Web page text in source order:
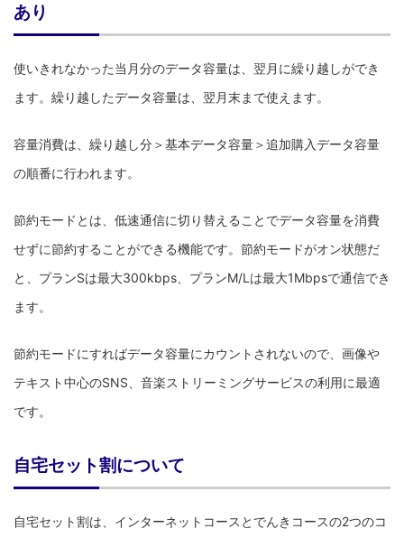
あり
使いきれなかった当月分のデータ容量は、翌月に繰り越しができ
ます。繰り越したデータ容量は、翌月末まで使えます。
容量消費は、繰り越し分＞基本データ容量＞追加購入データ容量
の順番に行われます。
節約モードとは、低速通信に切り替えることでデータ容量を消費
せずに節約することができる機能です。節約モードがオン状態だ
と、プランSは最大300kbps、プランM/Lは最大1Mbpsで通信でき
ます。
節約モードにすればデータ容量にカウントされないので、画像や
テキスト中心のSNS、音楽ストリーミングサービスの利用に最適
です。
自宅セット割について
自宅セット割は、インターネットコースとでんきコースの2つのコ